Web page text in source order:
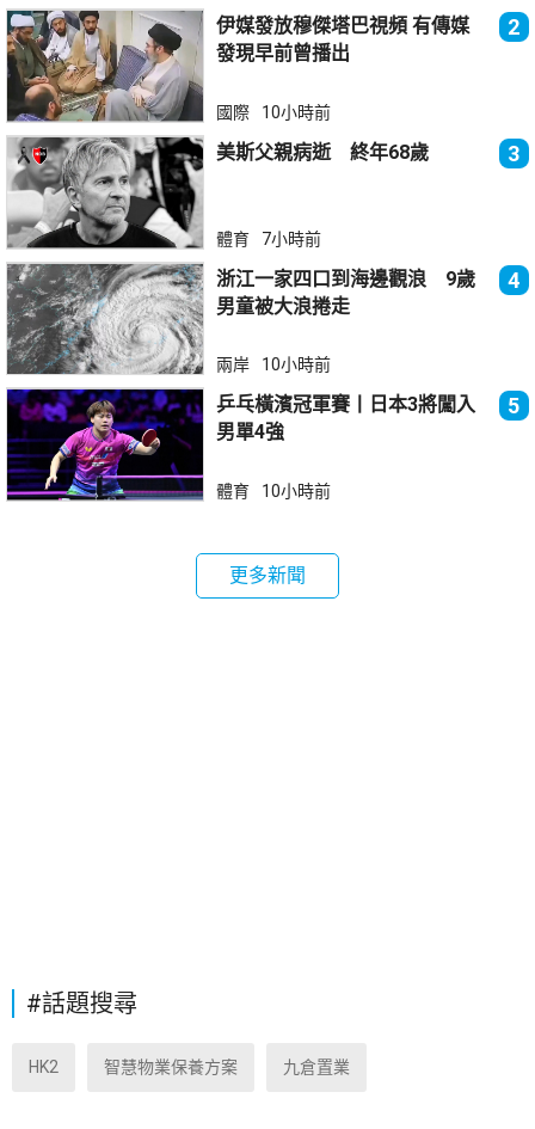
伊媒發放穆傑塔巴視頻 有傳媒
發現早前曾播出
2
國際 10小時前
美斯父親病逝 終年68歲 3
體育 7小時前
浙江一家四口到海邊觀浪 9歲
男童被大浪捲走
4
兩岸 10小時前
乒乓橫濱冠軍賽丨日本3將闖入
男單4強
5
體育 10小時前
更多新聞
#話題搜尋
HK2 智慧物業保養方案 九倉置業